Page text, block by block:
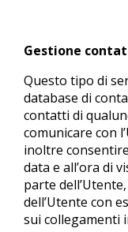
Gestione
Questo tipo di
database di
contatti di
comunicare con
inoltre
data e all’ora di
parte
dell’Utente con
sui collegamenti